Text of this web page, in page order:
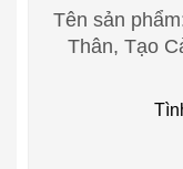
Tên sản
Thân, Tạo